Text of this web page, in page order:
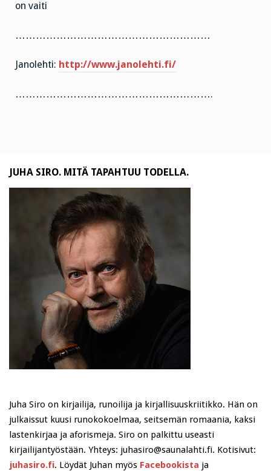
on vaiti
…………………………………………………
Janolehti: http://www.janolehti.fi/
………………………………………………….
JUHA SIRO. MITÄ TAPAHTUU TODELLA.
Juha Siro on kirjailija, runoilija ja kirjallisuuskriitikko. Hän on
julkaissut kuusi runokokoelmaa, seitsemän romaania, kaksi
lastenkirjaa ja aforismeja. Siro on palkittu useasti
kirjailijantyöstään. Yhteys: juhasiro@saunalahti.fi. Kotisivut:
juhasiro.fi. Löydät Juhan myös Facebookista ja